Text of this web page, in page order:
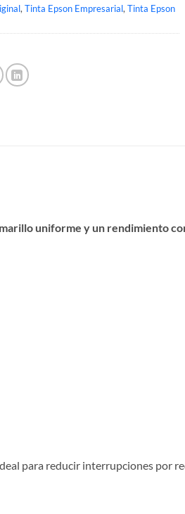
, Tinta Epson Empresarial, Tinta Epson
uniforme y un rendimiento
para reducir interrupciones por